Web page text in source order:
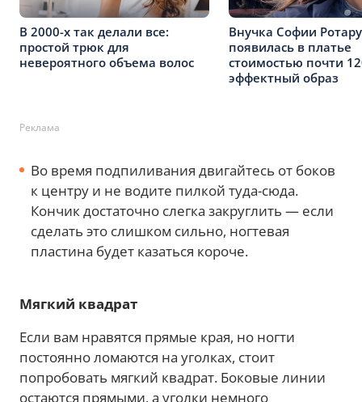
В 2000-х так делали все:
простой трюк для
невероятного объема волос
Внучка Софии Ротару
появилась в платье
стоимостью почти
эффектный образ
Реклама
Во время подпиливания двигайтесь от боков
к центру и не водите пилкой туда-сюда.
Кончик достаточно слегка закруглить — если
сделать это слишком сильно, ногтевая
пластина будет казаться короче.
Мягкий квадрат
Если вам нравятся прямые края, но ногти
постоянно ломаются на уголках, стоит
попробовать мягкий квадрат. Боковые линии
остаются прямыми, а уголки немного